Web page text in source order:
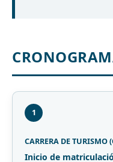
1
CARRERA DE TURISMO
Inicio de